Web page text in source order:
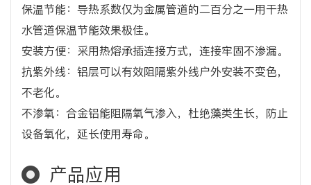
保温节能：导热系数仅为金属管道的二百分之一用干热
水管道保温节能效果极佳。
安装方便：采用热熔承插连接方式，连接牢固不渗漏。
抗紫外线：铝层可以有效阻隔紫外线户外安装不变色，
不老化。
不渗氧：合金铝能阻隔氧气渗入，杜绝藻类生长，防止
设备氧化，延长使用寿命。
产品应用